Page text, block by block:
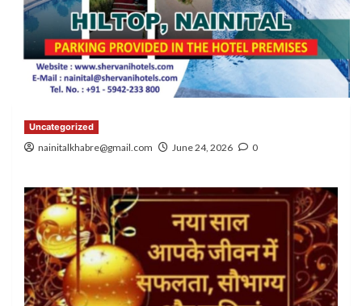
Uncategorized
nainitalkhabre@gmail.com June 24, 2026 0